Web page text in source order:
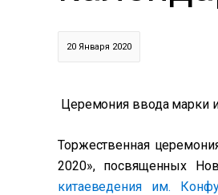
20 Января 2020
Церемония ввода марки
Торжественная
2020», посвященных
китаеведения им.